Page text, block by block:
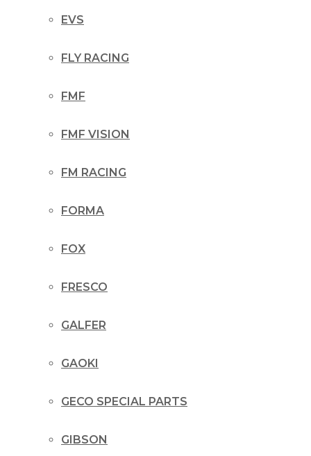
EVS
FLY RACING
FMF
FMF VISION
FM RACING
FORMA
FOX
FRESCO
GALFER
GAOKI
GECO SPECIAL PARTS
GIBSON